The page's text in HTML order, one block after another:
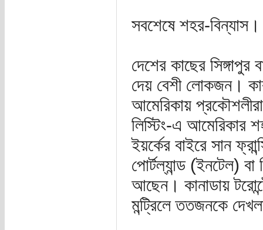
সবশেষে শহর-
দেশের কাছের
দেয় বেশী লোকজন।
আমেরিকায়
লিস্টিং-এ আমেরিকার
ইয়র্কের বাইরে সান
পোর্টল্যান্ড (ইনটেল)
আছেন। কানাডায়
মন্ট্রিলে ততজনকে